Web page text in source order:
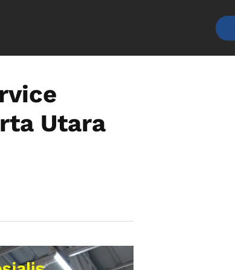
Utara